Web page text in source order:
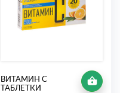
ВИТАМИН С
ТАБЛЕТКИ